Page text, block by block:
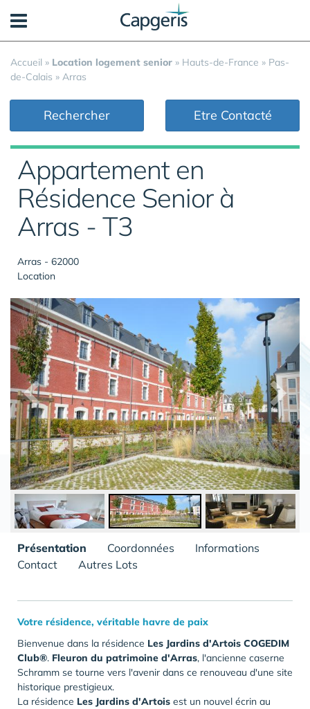
Accueil » Location logement senior » Hauts-de-France » Pas-
de-Calais » Arras
Rechercher Etre Contacté
Appartement en
Résidence Senior à
Arras - T3
Arras - 62000
Location
Présentation Coordonnées
Informations
Contact
Autres Lots
Votre résidence, véritable havre de paix
Bienvenue dans la résidence Les Jardins d'Artois COGEDIM
Club®. Fleuron du patrimoine d'Arras, l'ancienne caserne
Schramm se tourne vers l'avenir dans ce renouveau d'une site
historique prestigieux.
La résidence Les Jardins d'Artois est un nouvel écrin au